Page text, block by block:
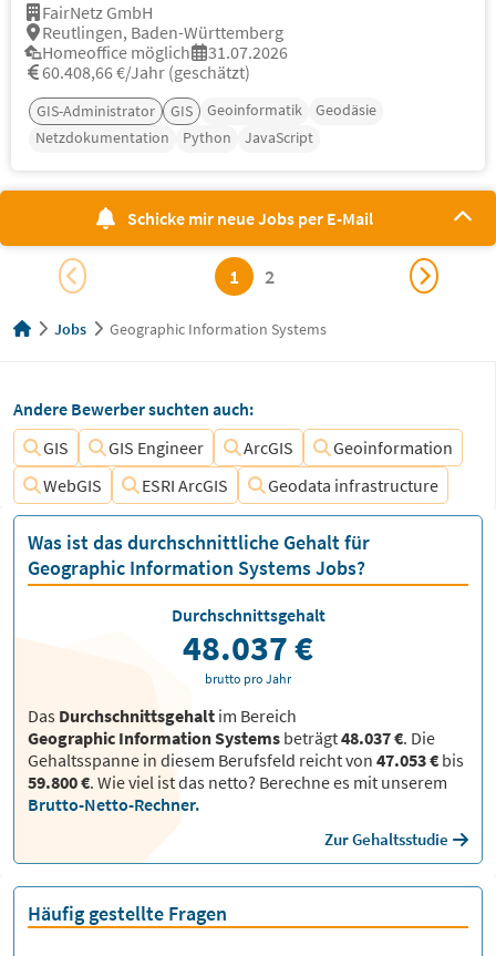
FairNetz GmbH
Reutlingen, Baden-Württemberg
Homeoffice möglich
31.07.2026
60.408,66 €/Jahr (geschätzt)
GIS-Administrator GIS Geoinformatik
Geodäsie
Netzdokumentation
Python JavaScript
Schicke mir neue Jobs per E-Mail
1 2
Jobs Geographic Information Systems
Andere Bewerber suchten auch:
GIS
GIS Engineer ArcGIS
Geoinformation
WebGIS
ESRI ArcGIS Geodata infrastructure
Was ist das durchschnittliche Gehalt für
Geographic Information Systems Jobs?
Das Durchschnittsgehalt im Bereich
Geographic Information Systems beträgt48.037 €. Die
Gehaltsspanne in diesem Berufsfeld reicht von 47.053 € bis
59.800 €. Wie viel ist das netto? Berechne es mit unserem
Brutto-Netto-Rechner.
Zur Gehaltsstudie
Durchschnittsgehalt
48.037 €
brutto pro Jahr
Häufig gestellte Fragen